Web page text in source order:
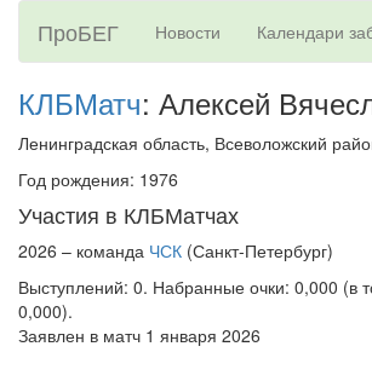
ПроБЕГ Новости Календари
КЛБМатч: Алексей
Ленинградская область, Всеволожский
Год рождения: 1976
Участия в КЛБМатчах
2026 – команда ЧСК (Санкт-Петербург)
Выступлений: 0. Набранные очки: 0,000 (в
0,000).
Заявлен в матч 1 января 2026